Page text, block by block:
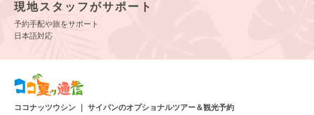
現地スタッフがサポート
予約手配や旅をサポート
日本語対応
ココナッツウシン ｜ サイパンのオプショナルツアー＆観光予約